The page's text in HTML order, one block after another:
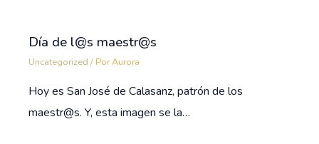
Día de l@s maestr@s
Uncategorized / PorAurora
Hoy es San José de Calasanz, patrón de los
maestr@s. Y, esta imagen se la…